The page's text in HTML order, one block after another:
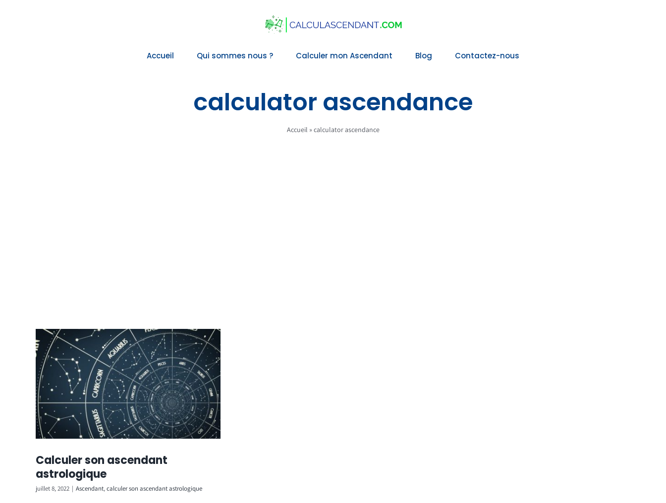
Accueil Qui sommes nous ? Calculer mon Ascendant Blog Contactez-nous
calculator ascendance
Accueil »calculator ascendance
Calculer son ascendant
astrologique
juillet 8, 2022 | Ascendant,calculer son ascendant astrologique